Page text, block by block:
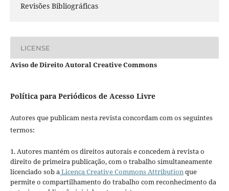
Revisões Bibliográficas
LICENSE
Aviso de Direito Autoral Creative Commons
Política para Periódicos de Acesso Livre
Autores que publicam nesta revista concordam com os seguintes
termos:
1. Autores mantém os direitos autorais e concedem à revista o
direito de primeira publicação, com o trabalho simultaneamente
licenciado sob aLicença Creative Commons Attributionque
permite o compartilhamento do trabalho com reconhecimento da